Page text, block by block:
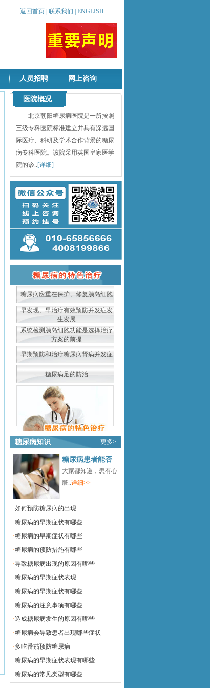
返回首页 联系我们 ENGLISH
人员招聘 网上咨询
医院概况
北京朝阳糖尿病医院是一所按照
三级专科医院标准建立并具有深远国
际医疗、科研及学术合作背景的糖尿
病专科医院。该院采用英国皇家医学
院的诊..[详细]
糖尿病应重在保护、修复胰岛细胞
早发现、早治疗有效预防并发症发
生发展
系统检测胰岛细胞功能是选择治疗
方案的前提
早期预防和治疗糖尿病肾病并发症
糖尿病足的防治
糖尿病知识 更多>
糖尿病患者能否
大家都知道，患有心
脏..详细>>
·如何预防糖尿病的出现
·糖尿病的早期症状有哪些
·糖尿病的早期症状有哪些
·糖尿病的预防措施有哪些
·导致糖尿病出现的原因有哪些
·糖尿病的早期症状表现
·糖尿病的早期症状有哪些
·糖尿病的注意事项有哪些
·造成糖尿病发生的原因有哪些
·糖尿病会导致患者出现哪些症状
·多吃番茄预防糖尿病
·糖尿病的早期症状表现有哪些
·糖尿病的常见类型有哪些